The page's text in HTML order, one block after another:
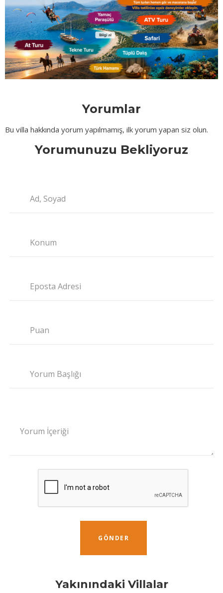
Yorumlar
Bu villa hakkında yorum yapılmamış, ilk yorum yapan siz olun.
Yorumunuzu Bekliyoruz
Ad, Soyad
Konum
Eposta Adresi
Puan
Yorum Başlığı
Yorum İçeriği
GÖNDER
Yakınındaki Villalar